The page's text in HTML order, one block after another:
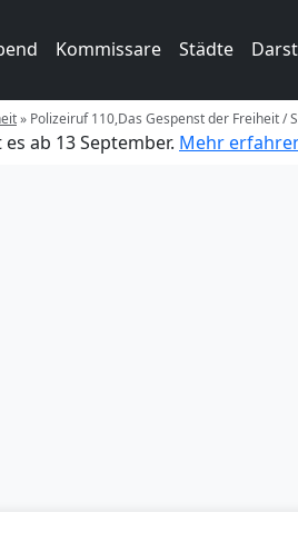
Kommissare Städte
» Polizeiruf 110,Das Gespenst der Freiheit /
ab 13 September. Mehr